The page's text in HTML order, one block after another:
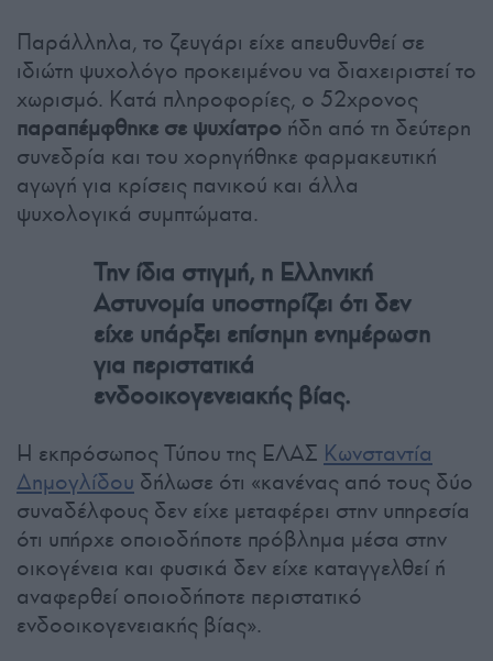
Παράλληλα, το ζευγάρι είχε απευθυνθεί σε
ιδιώτη ψυχολόγο προκειμένου να διαχειριστεί το
χωρισμό. Κατά πληροφορίες, ο 52χρονος
παραπέμφθηκε σε ψυχίατρο ήδη από τη δεύτερη
συνεδρία και του χορηγήθηκε φαρμακευτική
αγωγή για κρίσεις πανικού και άλλα
ψυχολογικά συμπτώματα.
Την ίδια στιγμή, η Ελληνική
Αστυνομία υποστηρίζει ότι δεν
είχε υπάρξει επίσημη ενημέρωση
για περιστατικά
ενδοοικογενειακής βίας.
Η εκπρόσωπος Τύπου της ΕΛΑΣ Κωνσταντία
Δημογλίδου δήλωσε ότι «κανένας από τους δύο
συναδέλφους δεν είχε μεταφέρει στην υπηρεσία
ότι υπήρχε οποιοδήποτε πρόβλημα μέσα στην
οικογένεια και φυσικά δεν είχε καταγγελθεί ή
αναφερθεί οποιοδήποτε περιστατικό
ενδοοικογενειακής βίας».